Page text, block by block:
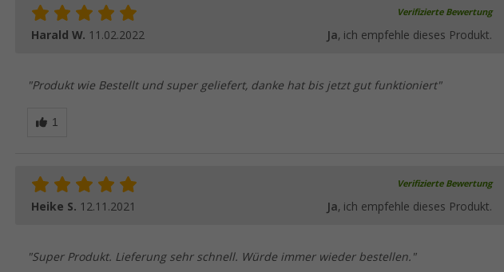
Verifizierte Bewertung
Harald W. 11.02.2022 Ja, ich empfehle dieses Produkt.
"Produkt wie Bestellt und super geliefert, danke hat bis jetzt gut funktioniert"
Verifizierte Bewertung
Heike S. 12.11.2021 Ja, ich empfehle dieses Produkt.
"Super Produkt. Lieferung sehr schnell. Würde immer wieder bestellen."